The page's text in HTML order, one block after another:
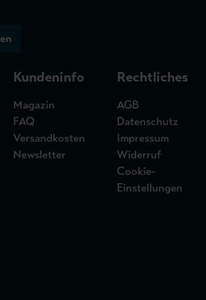
Kundeninfo
Magazin
FAQ
Versandkosten
Newsletter
Rechtliches
AGB
Datenschutz
Impressum
Widerruf
Cookie-
Einstellungen